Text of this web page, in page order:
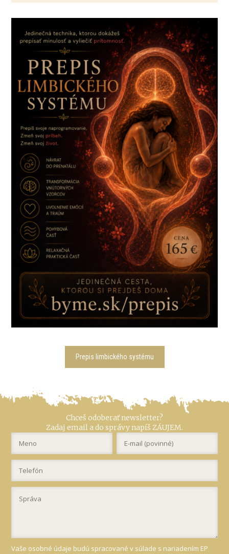
Prepis limbického systému
Chceš odoberať newsletter?
Zadaj email a do správy napíš ZÁUJEM.
Vaše osobné údaje budú spracované v súlade s nariadením EP